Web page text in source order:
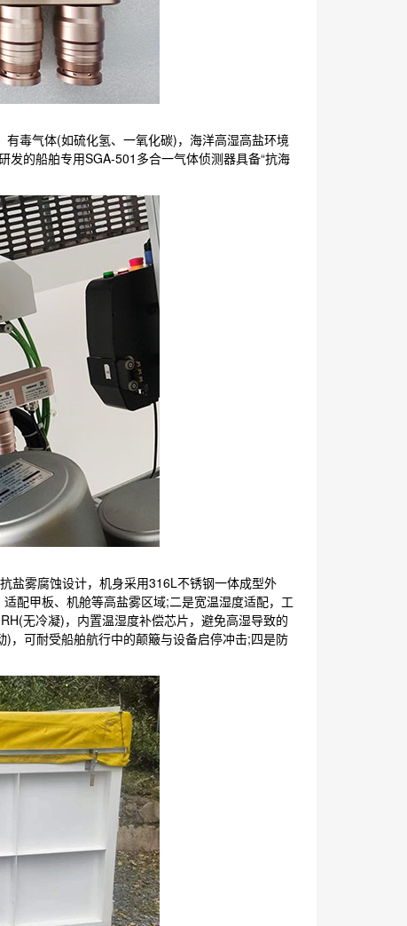
毒气体(如硫化氢、一氧化碳)，海洋高湿高盐环境
发的船舶专用SGA-501 多合一气体侦测器具备“抗海
盐雾腐蚀设计，机身采用316L不锈钢一体成型外
配甲板、机舱等高盐雾区域;二是宽温湿度适配，工
无冷凝)，内置温湿度补偿芯片，避免高湿导致的
，可耐受船舶航行中的颠簸与设备启停冲击;四是防